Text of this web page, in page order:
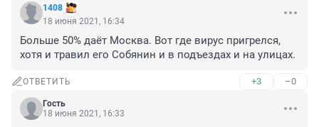
1408
18 июня 2021, 16:34
Больше 50% даёт Москва. Вот где вирус пригрелся,
хотя и травил его Собянин и в подъездах и на улицах.
ОТВЕТИТЬ +3 –0
Гость
18 июня 2021, 16:33